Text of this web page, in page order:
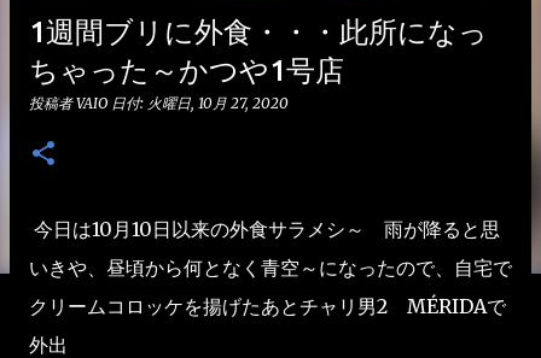
1週間ブリに外食・・・此所になっ
ちゃった～かつや1号店
投稿者VAIO 日付: 火曜日, 10月 27, 2020
今日は10月10日以来の外食サラメシ～ 雨が降ると思
いきや、昼頃から何となく青空～になったので、自宅で
クリームコロッケを揚げたあとチャリ男2 MÉRIDAで
外出